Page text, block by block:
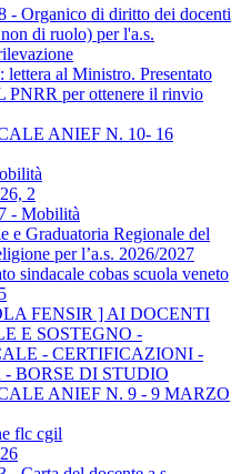
- Organico di diritto dei docenti
di ruolo) per l'a.s.
al Ministro. Presentato
PNRR per ottenere il rinvio
ANIEF N. 10- 16
2
- Mobilità
e Graduatoria Regionale del
per l’a.s. 2026/2027
sindacale cobas scuola veneto
FENSIR ] AI DOCENTI
E SOSTEGNO -
- CERTIFICAZIONI -
BORSE DI STUDIO
ANIEF N. 9 - 9 MARZO
flc cgil